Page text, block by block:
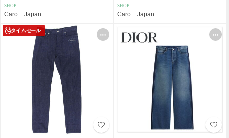
SHOP
Caro Japan
SHOP
Caro Japan
タイムセール